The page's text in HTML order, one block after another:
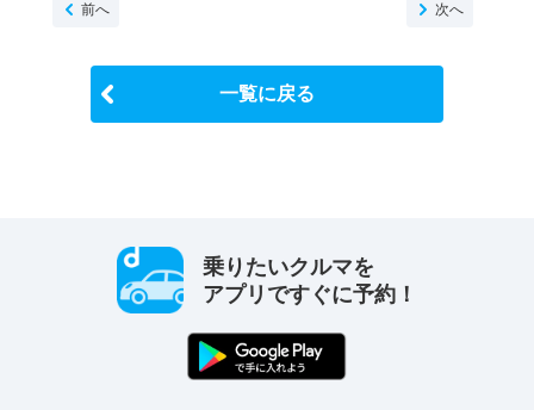
前へ 次へ
一覧に戻る
乗りたいクルマを
アプリですぐに予約！